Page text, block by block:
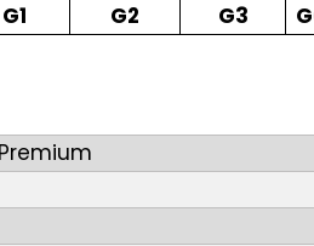
G1 G2 G3